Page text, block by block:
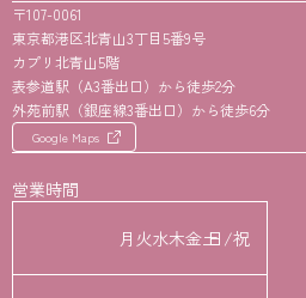
〒107-0061
東京都港区北青山3丁目5番9号
カプリ北青山5階
表参道駅（A3番出口）から徒歩2分
外苑前駅（銀座線3番出口）から徒歩6分
Google Maps
営業時間
月 火水木金土
日/祝